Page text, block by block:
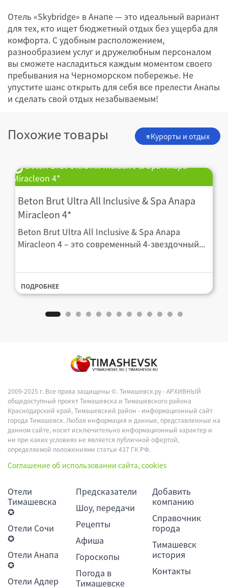
Отель «Skybridge» в Анапе — это идеальный вариант
для тех, кто ищет бюджетный отдых без ущерба для
комфорта. С удобным расположением,
разнообразием услуг и дружелюбным персоналом
вы сможете насладиться каждым моментом своего
пребывания на Черноморском побережье. Не
упустите шанс открыть для себя все прелести Анапы
и сделать свой отдых незабываемым!
Похожие товары Курорты и отдых
Beton Brut Ultra All Inclusive & Spa Anapa
Miracleon 4*
Beton Brut Ultra All Inclusive & Spa Anapa
Miracleon 4*
Beton Brut Ultra All Inclusive & Spa Anapa
Miracleon 4 – это современный 4-звездочный...
ПОДРОБНЕЕ
2009-2025 г. Все права защищены ©.Тимашевск.ру - АРХИВНЫЙ
общедоступный проект Тимашевска и Тимашевского района
Краснодарский край, Тимашевский район - информационный сайт
города Тимашевск. Любая информация и данные, представленные на
данном сайте, носит исключительно информационный характер и
ни при каких условиях не является публичной офертой,
определяемой положениями статьи 437 ГК РФ.
Соглашение об использовании сайта, cookies
Отели
Тимашевска
✪
Отели Сочи
✪
Отели Анапа
✪
Отели Адлер
Предсказатели
Шоу, передачи
Рецепты
Афиша
Гороскопы
Погода в
Тимашевске
Добавить
компанию
Справочник
города
Тимашевск
история
Контакты